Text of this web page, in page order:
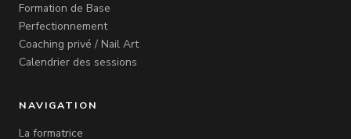
Formation de Base
Perfectionnement
Coaching privé / Nail Art
Calendrier des sessions
NAVIGATION
La formatrice